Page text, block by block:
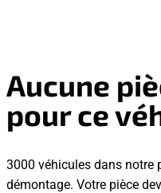
Aucune
pour ce
3000 véhicules dans notre
démontage. Votre pièce